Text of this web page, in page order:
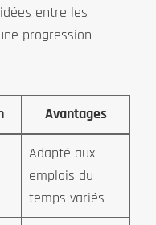
entre les
progression
Avantages
Adapté aux
emplois du
temps variés